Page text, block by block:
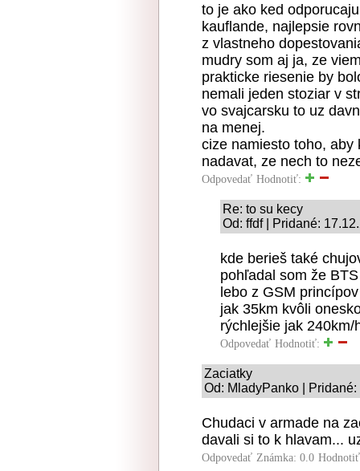
to je ako ked
kauflande, najlepsie
z vlastneho
mudry som aj ja, ze
prakticke riesenie by
nemali jeden stoziar v
vo svajcarsku to uz
na menej.
cize namiesto toho, aby
nadavat, ze nech to
Odpovedať Hodnotiť:
Re: to su kecy
Od: ffdf | Pridané:
kde berieš také
pohľadal som že
lebo z GSM
jak 35km kvôli
rýchlejšie jak
Odpovedať Hodnotiť:
Zaciatky
Od: MladyPanko |
Chudaci v armade na
davali si to k hlavam...
Odpovedať Známka: 0.0